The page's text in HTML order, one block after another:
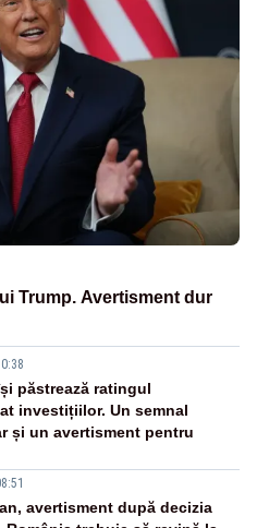
Trump. Avertisment dur
păstrează ratingul
investițiilor. Un semnal
și un avertisment pentru
avertisment după decizia